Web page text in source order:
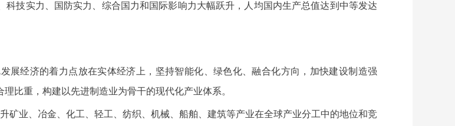
技实力、国防实力、综合国力和国际影响力大幅跃升，人均国内生产总值达到中等发达
展经济的着力点放在实体经济上，坚持智能化、绿色化、融合化方向，加快建设制造强
比重，构建以先进制造业为骨干的现代化产业体系。
矿业、冶金、化工、轻工、纺织、机械、船舶、建筑等产业在全球产业分工中的地位和竞